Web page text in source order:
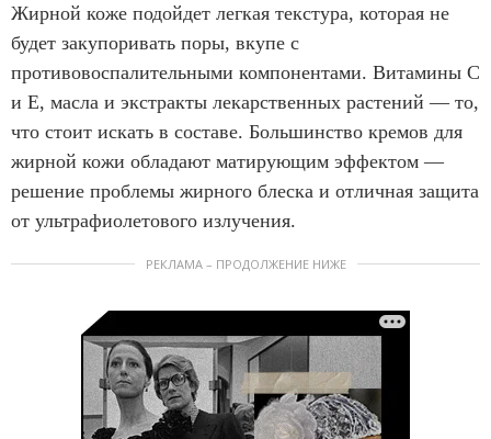
Жирной коже подойдет легкая текстура, которая не
будет закупоривать поры, вкупе с
противовоспалительными компонентами. Витамины С
и Е, масла и экстракты лекарственных растений — то,
что стоит искать в составе. Большинство кремов для
жирной кожи обладают матирующим эффектом —
решение проблемы жирного блеска и отличная защита
от ультрафиолетового излучения.
РЕКЛАМА – ПРОДОЛЖЕНИЕ НИЖЕ